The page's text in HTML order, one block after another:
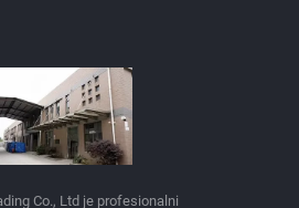
Co., Ltd je profesionalni